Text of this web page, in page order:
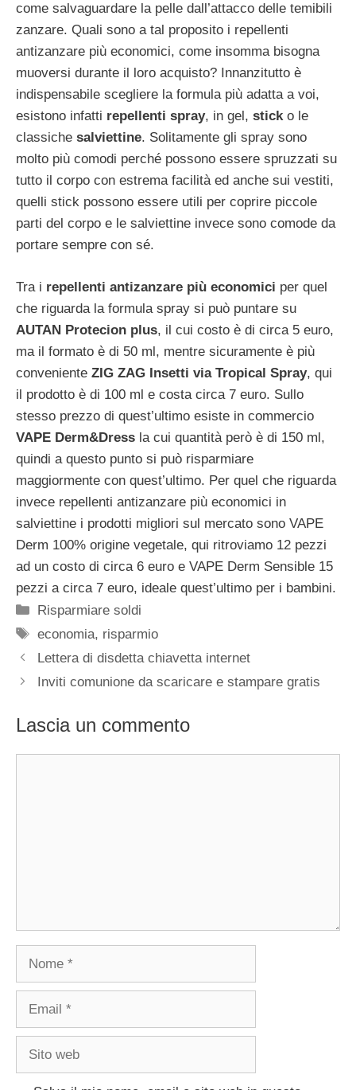
come salvaguardare la pelle dall’attacco delle temibili
zanzare. Quali sono a tal proposito i repellenti
antizanzare più economici, come insomma bisogna
muoversi durante il loro acquisto? Innanzitutto è
indispensabile scegliere la formula più adatta a voi,
esistono infatti repellenti spray, in gel, sticko le
classiche salviettine. Solitamente gli spray sono
molto più comodi perché possono essere spruzzati su
tutto il corpo con estrema facilità ed anche sui vestiti,
quelli stick possono essere utili per coprire piccole
parti del corpo e le salviettine invece sono comode da
portare sempre con sé.
Tra i repellenti antizanzare più economici per quel
che riguarda la formula spray si può puntare su
AUTAN Protecion plus, il cui costo è di circa 5 euro,
ma il formato è di 50 ml, mentre sicuramente è più
conveniente ZIG ZAG Insetti via Tropical Spray, qui
il prodotto è di 100 ml e costa circa 7 euro. Sullo
stesso prezzo di quest’ultimo esiste in commercio
VAPE Derm&Dress la cui quantità però è di 150 ml,
quindi a questo punto si può risparmiare
maggiormente con quest’ultimo. Per quel che riguarda
invece repellenti antizanzare più economici in
salviettine i prodotti migliori sul mercato sono VAPE
Derm 100% origine vegetale, qui ritroviamo 12 pezzi
ad un costo di circa 6 euro e VAPE Derm Sensible 15
pezzi a circa 7 euro, ideale quest’ultimo per i bambini.
Categorie
Risparmiare soldi
Tag
economia, risparmio
Lettera di disdetta chiavetta internet
Inviti comunione da scaricare e stampare gratis
Lascia un commento
Nome
Email
Sito